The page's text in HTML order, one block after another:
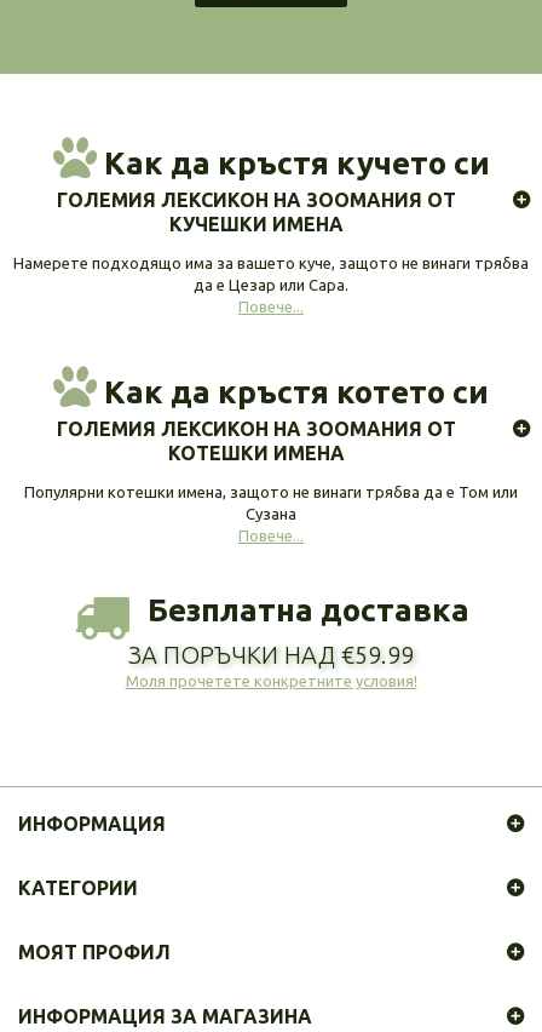
Как да кръстя кучето си
ГОЛЕМИЯ ЛЕКСИКОН НА ЗООМАНИЯ ОТ
КУЧЕШКИ ИМЕНА
Намерете подходящо има за вашето куче, защото не винаги трябва
да е Цезар или Сара.
Повече...
Как да кръстя котето си
ГОЛЕМИЯ ЛЕКСИКОН НА ЗООМАНИЯ ОТ
КОТЕШКИ ИМЕНА
Популярни котешки имена, защото не винаги трябва да е Том или
Сузана
Повече...
Безплатна доставка
ЗА ПОРЪЧКИ НАД €59.99
Моля прочетете конкретните условия!
ИНФОРМАЦИЯ
КАТЕГОРИИ
МОЯТ ПРОФИЛ
ИНФОРМАЦИЯ ЗА МАГАЗИНА